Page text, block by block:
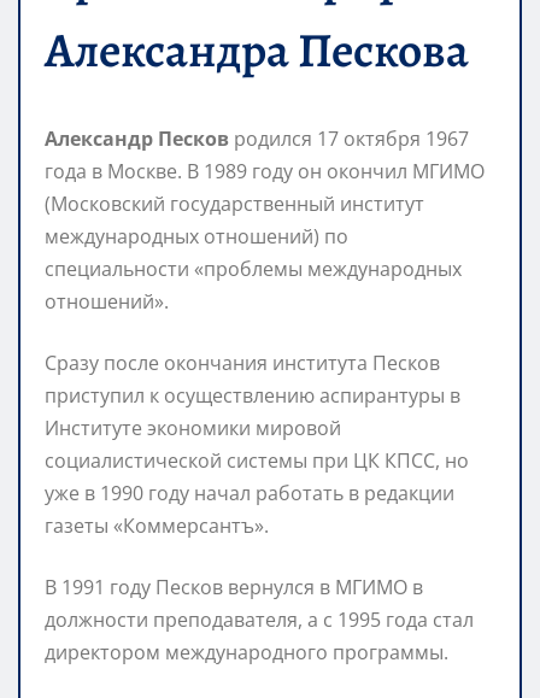
Александра Пескова
Александр Песков родился 17 октября 1967
года в Москве. В 1989 году он окончил МГИМО
(Московский государственный институт
международных отношений) по
специальности «проблемы международных
отношений».
Сразу после окончания института Песков
приступил к осуществлению аспирантуры в
Институте экономики мировой
социалистической системы при ЦК КПСС, но
уже в 1990 году начал работать в редакции
газеты «Коммерсантъ».
В 1991 году Песков вернулся в МГИМО в
должности преподавателя, а с 1995 года стал
директором международного программы.